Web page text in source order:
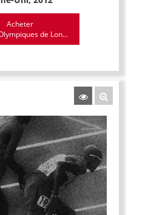
Acheter
de Lon...